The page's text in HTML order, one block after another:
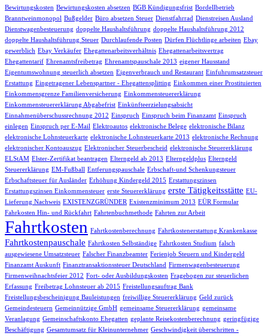
Bewirtungskosten Bewirtungskosten absetzen BGB Kündigungsfrist Bordellbetrieb
Branntweinmonopol Bußgelder Büro absetzen Steuer Dienstfahrrad Dienstreisen Ausland
Dienstwagenbesteuerung doppelte Haushaltsführung doppelte Haushaltsführung 2012
doppelte Haushaltsführung Steuer Durchlaufende Posten Dürfen Flüchtlinge arbeiten Ebay
gewerblich Ebay Verkäufer Ehegattenarbeitsverhältnis Ehegattenarbeitsvertrag
Ehegattentarif Ehrenamtsfreibetrag Ehrenamtspauschale 2013 eigener Hausstand
Eigentumswohnung steuerlich absetzen Eigenverbrauch und Restaurant Einfuhrumsatzsteuer
Erstattung Eingetragener Lebenspartner - Ehegattensplitting Einkommen einer Prostituierten
Einkommensgrenze Familienversicherung Einkommensteuererklärung
Einkommensteuererklärung Abgabefrist Einkünfteerzielungsabsicht
Einnahmenüberschussrechnung 2012 Einspruch Einspruch beim Finanzamt Einspruch
einlegen Einspruch per E-Mail Elektroautos elektronische Belege elektronische Bilanz
elektronische Lohnsteuerkarte elektronische Lohnsteuerkarte 2013 elektronische Rechnung
elektronischer Kontoauszug Elektronischer Steuerbescheid elektronische Steuererklärung
ELStAM Elster-Zertifikat beantragen Elterngeld ab 2013 Elterngeldplus Elterngeld
Steuererklärung EM-Fußball Entferungspauschale Erbschaft-und Schenkungsteuer
Erbschaftsteuer für Ausländer Erhöhung Kindergeld 2015 Erstattungszinsen
Erstattungszinsen Einkommensteuer erste Steuererklärung erste Tätigkeitsstätte EU-
Lieferung Nachweis EXISTENZGRÜNDER Existenzminimum 2013 EÜR Formular
Fahrkosten Hin- und Rückfahrt Fahrtenbuchmethode Fahrten zur Arbeit
Fahrtkosten Fahrtkostenberechnung Fahrtkostenerstattung Krankenkasse
Fahrtkostenpauschale Fahrtkosten Selbständige Fahrtkosten Studium falsch
ausgewiesene Umsatzsteuer Falscher Finanzbeamter Ferienjob Steuern und Kindergeld
Finanzamt Auskunft Finanztransaktionssteuer Deutschland Firmenwagenbesteuerung
Firmenweihnachtsfeier 2012 Fort- oder Ausbildungskosten Fragebogen zur steuerlichen
Erfassung Freibetrag Lohnsteuer ab 2015 Freistellungsauftrag Bank
Freistellungsbescheinigung Bauleistungen freiwillige Steuererklärung Geld zurück
Gemeindesteuern Gemeinnützige GmbH gemeinsame Steuererklärung gemeinsame
Veranlagung Gemeinschaftskonto Ehegatten geplante Reisekostenberechnung geringfügige
Beschäftigung Gesamtumsatz für Kleinunternehmer Geschwindigkeit überschritten -